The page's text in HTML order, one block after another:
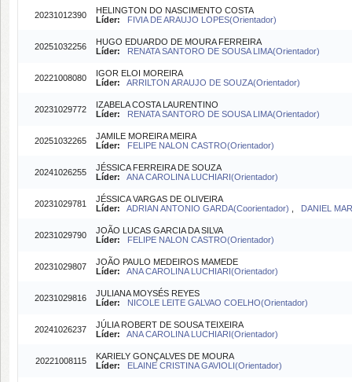
20231012390
HELINGTON DO NASCIMENTO COSTA
Líder:
FIVIA DE ARAUJO LOPES(Orientador)
20251032256
HUGO EDUARDO DE MOURA FERREIRA
Líder:
RENATA SANTORO DE SOUSA LIMA(Orientador)
20221008080
IGOR ELOI MOREIRA
Líder:
ARRILTON ARAUJO DE SOUZA(Orientador)
20231029772
IZABELA COSTA LAURENTINO
Líder:
RENATA SANTORO DE SOUSA LIMA(Orientador)
20251032265
JAMILE MOREIRA MEIRA
Líder:
FELIPE NALON CASTRO(Orientador)
20241026255
JÉSSICA FERREIRA DE SOUZA
Líder:
ANA CAROLINA LUCHIARI(Orientador)
20231029781
JÉSSICA VARGAS DE OLIVEIRA
Líder:
ADRIAN ANTONIO GARDA(Coorientador) DANIEL
20231029790
JOÃO LUCAS GARCIA DA SILVA
Líder:
FELIPE NALON CASTRO(Orientador)
20231029807
JOÃO PAULO MEDEIROS MAMEDE
Líder:
ANA CAROLINA LUCHIARI(Orientador)
20231029816
JULIANA MOYSÉS REYES
Líder:
NICOLE LEITE GALVAO COELHO(Orientador)
20241026237
JÚLIA ROBERT DE SOUSA TEIXEIRA
Líder:
ANA CAROLINA LUCHIARI(Orientador)
20221008115
KARIELY GONÇALVES DE MOURA
Líder:
ELAINE CRISTINA GAVIOLI(Orientador)